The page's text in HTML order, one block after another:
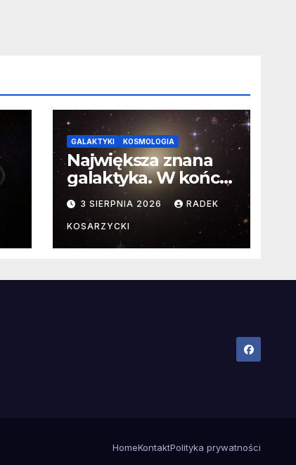
GALAKTYKI KOSMOLOGIA
Największa znana
galaktyka. W końcu
poznaliśmy jej
faktyczne wymiary
3 SIERPNIA 2026 RADEK
KOSARZYCKI
HomeKontaktPolityka prywatności